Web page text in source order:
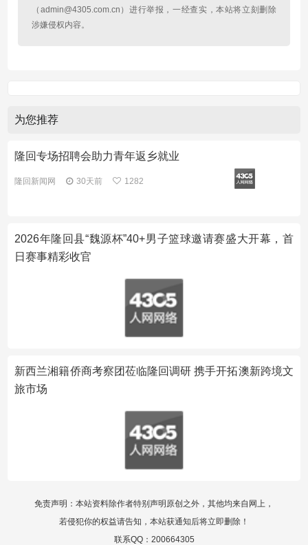
（admin@4305.com.cn）进行举报，一经查实，本站将立刻删除
涉嫌侵权内容。
为您推荐
隆回专场招聘会助力青年返乡就业
隆回新闻网 30天前 1282
2026年隆回县“魏源杯”40+男子篮球邀请赛盛大开幕，首
日赛事精彩收官
新西兰湘籍侨商考察团莅临隆回调研 携手开拓澳新跨境文
旅市场
免责声明：本站资料除作者特别声明原创之外，其他均来自网上，
若侵犯你的权益请告知，本站获通知后将立即删除！
联系QQ：200664305